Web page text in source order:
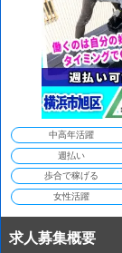
中高年活躍
週払い
歩合で稼げる
女性活躍
求人募集概要